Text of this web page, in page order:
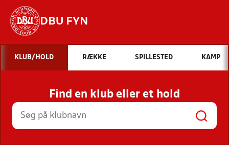
DBU FYN
Hvad vil du søge efter?
INDHOLD OG NYHEDER
STILLINGER, RESULTATER, KLUBBER OG
HOLD
KLUB/HOLD RÆKKE SPILLESTED KAMP
Find en klub eller et hold